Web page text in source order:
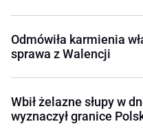
Odmówiła karmienia
sprawa z Walencji
Wbił żelazne słupy w
wyznaczył granice